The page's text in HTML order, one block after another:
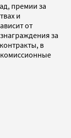
премии за
и
от
за
в